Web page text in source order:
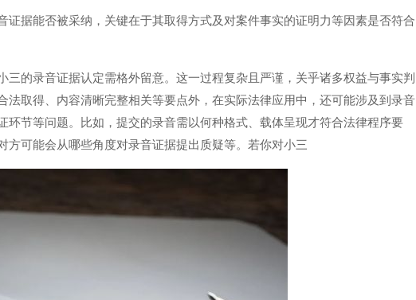
证据能否被采纳，关键在于其取得方式及对案件事实的证明力等因素是否符合
三的录音证据认定需格外留意。这一过程复杂且严谨，关乎诸多权益与事实判
法取得、内容清晰完整相关等要点外，在实际法律应用中，还可能涉及到录音
环节等问题。比如，提交的录音需以何种格式、载体呈现才符合法律程序要
方可能会从哪些角度对录音证据提出质疑等。若你对小三